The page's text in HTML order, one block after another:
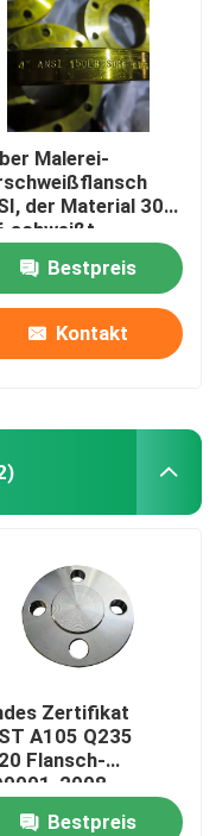
Malerei-
der Material 304
schweißt
Bestpreis
Kontakt
Zertifikat
A105 Q235
Flansch-
2008
Bestpreis